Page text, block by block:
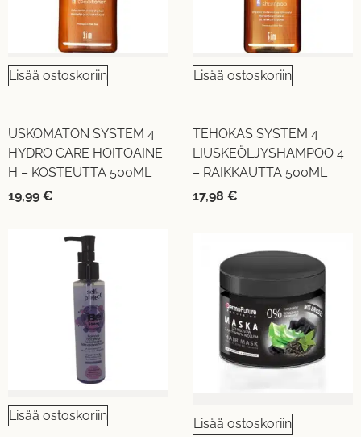
Lisää ostoskoriin
USKOMATON SYSTEM 4
HYDRO CARE HOITOAINE
H – KOSTEUTTA 500ML
19,99 €
Lisää ostoskoriin
TEHOKAS SYSTEM 4
LIUSKEÖLJYSHAMPOO 4
– RAIKKAUTTA 500ML
17,98 €
Lisää ostoskoriin
Lisää ostoskoriin